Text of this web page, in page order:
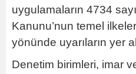
uygulamaların 4734
Kanunu’nun temel
yönünde uyarıların yer
Denetim birimleri, imar